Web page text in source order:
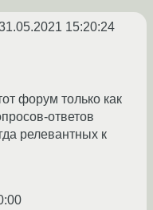
15:20:24
форум только как
ответов
релевантных к